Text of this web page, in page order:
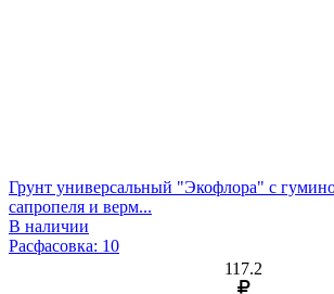
Грунт универсальный "Экофлора" с
сапропеля и верм...
В наличии
Расфасовка: 10
117.2